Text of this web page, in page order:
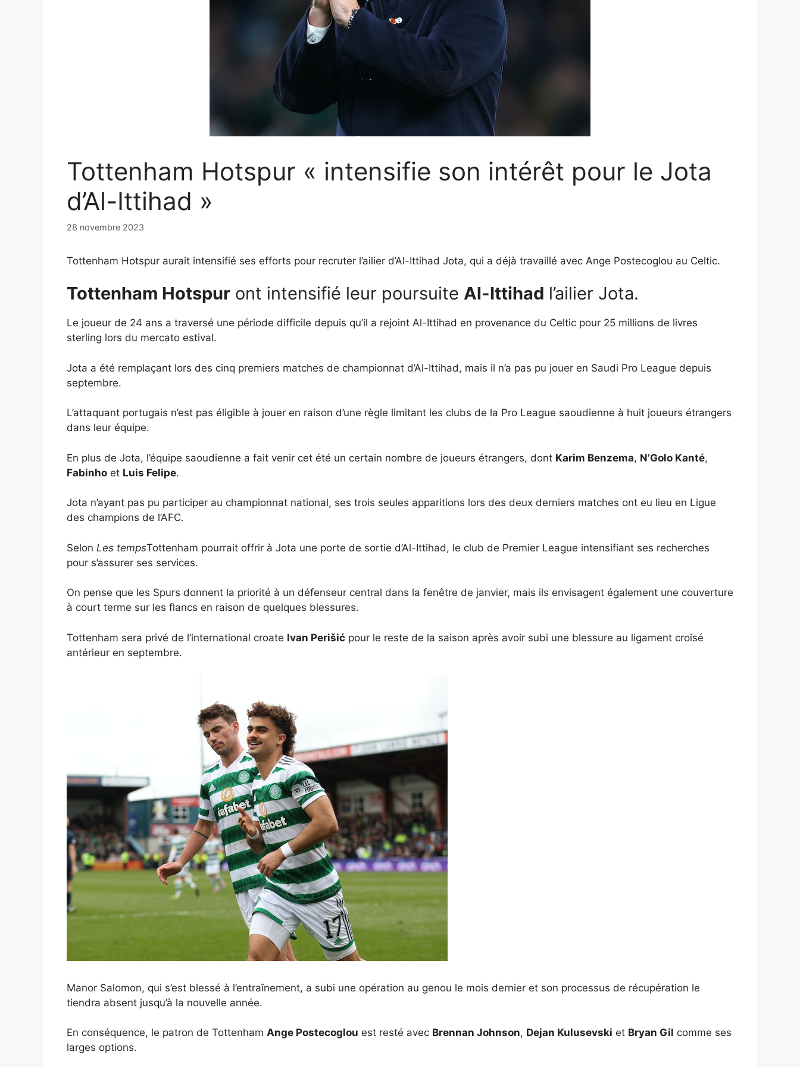
Tottenham Hotspur « intensifie son intérêt pour le Jota
d’Al-Ittihad »
28 novembre 2023
Tottenham Hotspur aurait intensifié ses efforts pour recruter l’ailier d’Al-Ittihad Jota, qui a déjà travaillé avec Ange Postecoglou au Celtic.
Tottenham Hotspur ont intensifié leur poursuite Al-Ittihad l’ailier Jota.
Le joueur de 24 ans a traversé une période difficile depuis qu’il a rejoint Al-Ittihad en provenance du Celtic pour 25 millions de livres
sterling lors du mercato estival.
Jota a été remplaçant lors des cinq premiers matches de championnat d’Al-Ittihad, mais il n’a pas pu jouer en Saudi Pro League depuis
septembre.
L’attaquant portugais n’est pas éligible à jouer en raison d’une règle limitant les clubs de la Pro League saoudienne à huit joueurs étrangers
dans leur équipe.
En plus de Jota, l’équipe saoudienne a fait venir cet été un certain nombre de joueurs étrangers, dont Karim Benzema, N’Golo Kanté,
Fabinho et Luis Felipe.
Jota n’ayant pas pu participer au championnat national, ses trois seules apparitions lors des deux derniers matches ont eu lieu en Ligue
des champions de l’AFC.
Selon Les tempsTottenham pourrait offrir à Jota une porte de sortie d’Al-Ittihad, le club de Premier League intensifiant ses recherches
pour s’assurer ses services.
On pense que les Spurs donnent la priorité à un défenseur central dans la fenêtre de janvier, mais ils envisagent également une couverture
à court terme sur les flancs en raison de quelques blessures.
Tottenham sera privé de l’international croate Ivan Perišić pour le reste de la saison après avoir subi une blessure au ligament croisé
antérieur en septembre.
Manor Salomon, qui s’est blessé à l’entraînement, a subi une opération au genou le mois dernier et son processus de récupération le
tiendra absent jusqu’à la nouvelle année.
En conséquence, le patron de Tottenham Ange Postecoglou est resté avec Brennan Johnson, Dejan Kulusevski et Bryan Gil comme ses
larges options.